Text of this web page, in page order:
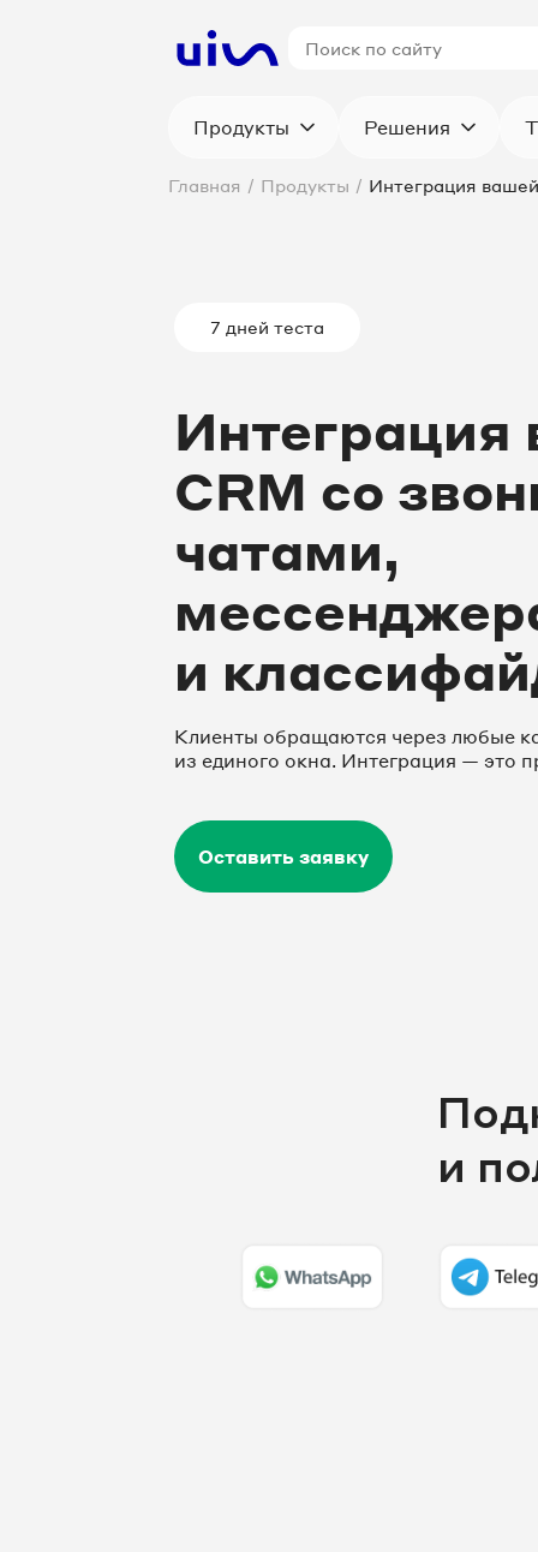
Продукты Решения
Главная / Продукты / Интеграция
7 дней теста
Интеграция
CRM со
чатами,
и
Клиенты обращаются через любые
из единого окна. Интеграция — это
Оставить заявку
и